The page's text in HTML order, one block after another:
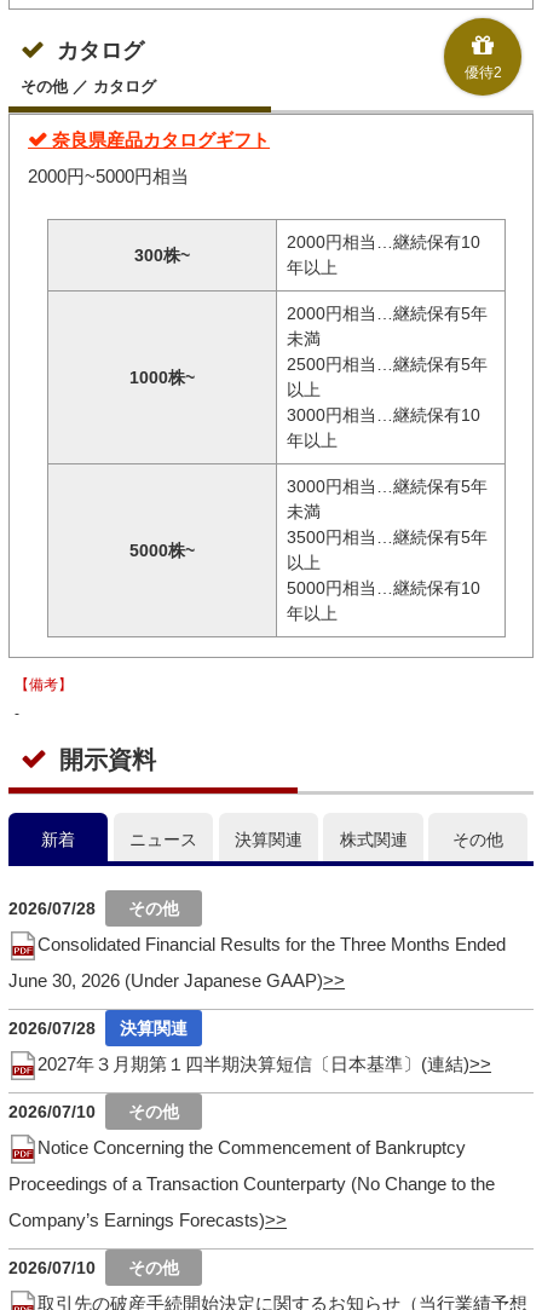
優待2
カタログ
その他 ／ カタログ
奈良県産品カタログギフト
2000円~5000円相当
300株~
2000円相当…継続保有10
年以上
1000株~
2000円相当…継続保有5年
未満
2500円相当…継続保有5年
以上
3000円相当…継続保有10
年以上
5000株~
3000円相当…継続保有5年
未満
3500円相当…継続保有5年
以上
5000円相当…継続保有10
年以上
【備考】
-
開示資料
新着 ニュース 決算関連 株式関連 その他
2026/07/28
Consolidated Financial Results for the Three Months Ended
June 30, 2026 (Under Japanese GAAP)
2026/07/28
2027年３月期第１四半期決算短信〔日本基準〕(連結)
2026/07/10
Notice Concerning the Commencement of Bankruptcy
Proceedings of a Transaction Counterparty (No Change to the
Company’s Earnings Forecasts)
2026/07/10
取引先の破産手続開始決定に関するお知らせ（当行業績予想